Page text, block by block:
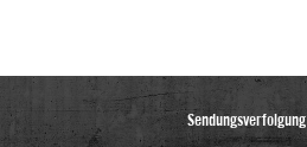
Sendungsverfolgung